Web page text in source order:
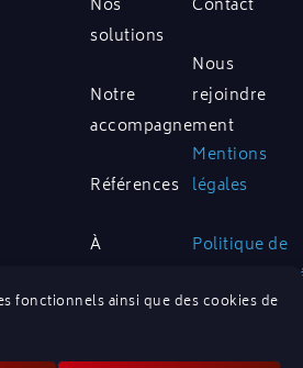
fonctionnels ainsi que des cookies de
Nos
solutions
Notre
accompagnement
Références
À
Contact
Nous
rejoindre
Mentions
légales
Politique de